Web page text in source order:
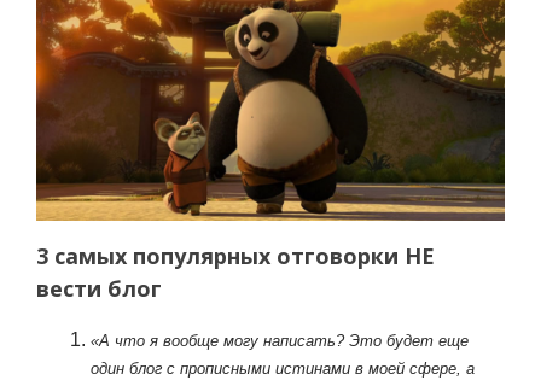
3 самых популярных отговорки НЕ
вести блог
«А что я вообще могу написать? Это будет еще
один блог с прописными истинами в моей сфере, а